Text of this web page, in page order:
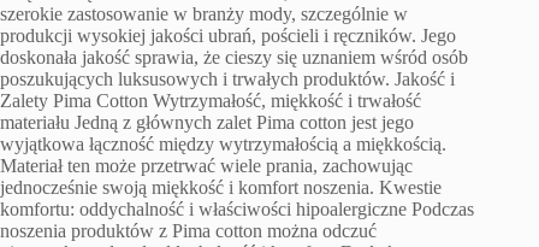
szerokie zastosowanie w branży mody, szczególnie w
produkcji wysokiej jakości ubrań, pościeli i ręczników. Jego
doskonała jakość sprawia, że cieszy się uznaniem wśród osób
poszukujących luksusowych i trwałych produktów. Jakość i
Zalety Pima Cotton Wytrzymałość, miękkość i trwałość
materiału Jedną z głównych zalet Pima cotton jest jego
wyjątkowa łączność między wytrzymałością a miękkością.
Materiał ten może przetrwać wiele prania, zachowując
jednocześnie swoją miękkość i komfort noszenia. Kwestie
komfortu: oddychalność i właściwości hipoalergiczne Podczas
noszenia produktów z Pima cotton można odczuć